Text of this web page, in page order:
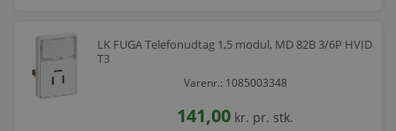
LK FUGA Telefonudtag 1,5 modul, MD 82B 3/6P HVID
T3
Varenr.: 1085003348
141,00 kr. pr. stk.